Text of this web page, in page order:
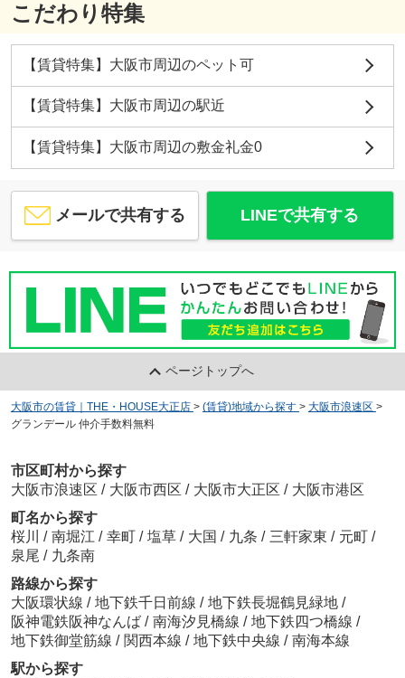
こだわり特集
【賃貸特集】大阪市周辺のペット可
【賃貸特集】大阪市周辺の駅近
【賃貸特集】大阪市周辺の敷金礼金0
メールで共有する LINEで共有する
ページトップへ
大阪市の賃貸｜THE・HOUSE大正店 > (賃貸)地域から探す > 大阪市浪速区 >
グランデール 仲介手数料無料
市区町村から探す
大阪市浪速区 / 大阪市西区 / 大阪市大正区 / 大阪市港区
町名から探す
桜川 / 南堀江 / 幸町 / 塩草 / 大国 / 九条 / 三軒家東 / 元町 /
泉尾 / 九条南
路線から探す
大阪環状線 / 地下鉄千日前線 / 地下鉄長堀鶴見緑地 /
阪神電鉄阪神なんば / 南海汐見橋線 / 地下鉄四つ橋線 /
地下鉄御堂筋線 / 関西本線 / 地下鉄中央線 / 南海本線
駅から探す